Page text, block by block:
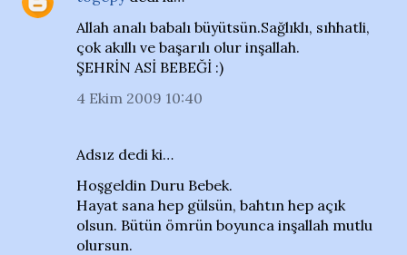
Allah analı babalı büyütsün.Sağlıklı, sıhhatli,
çok akıllı ve başarılı olur inşallah.
ŞEHRİN ASİ BEBEĞİ :)
4 Ekim 2009 10:40
Adsız dedi ki…
Hoşgeldin Duru Bebek.
Hayat sana hep gülsün, bahtın hep açık
olsun. Bütün ömrün boyunca inşallah mutlu
olursun.